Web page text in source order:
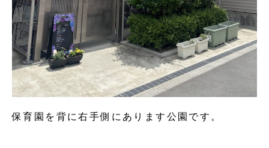
保育園を背に右手側にあります公園です。